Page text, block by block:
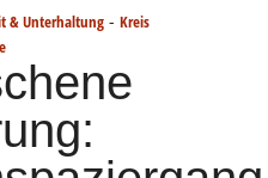
& Unterhaltung - Kreis